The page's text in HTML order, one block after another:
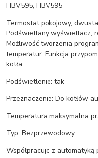
HBV595, HBV595
Termostat pokojowy,
Podświetlany wyświetlacz,
Możliwość tworzenia
temperatur. Funkcja
kotła.
Podświetlenie: tak
Przeznaczenie: Do kotłów
Temperatura maksymalna
Typ: Bezprzewodowy
Współpracuje z automatyką